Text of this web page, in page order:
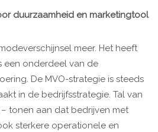
duurzaamheid en marketingtool
meer. Het heeft
een onderdeel van de
De MVO-strategie is steeds
in de bedrijfsstrategie. Tal van
tonen aan dat bedrijven met
sterkere operationele en